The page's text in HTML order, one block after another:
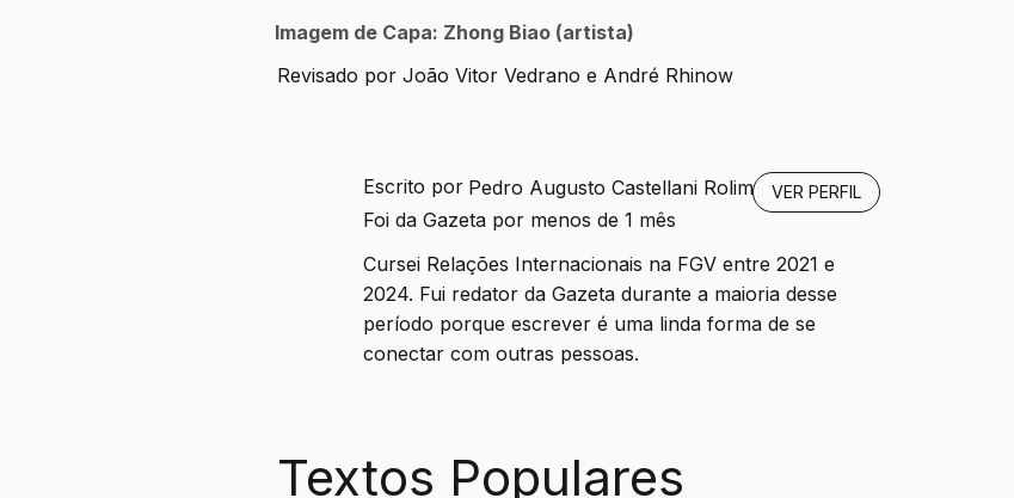
Imagem de Capa: Zhong Biao (artista)
Revisado por João Vitor Vedrano e André Rhinow
Escrito por Pedro Augusto Castellani Rolim
Foi da Gazeta por menos de 1 mês
Cursei Relações Internacionais na FGV entre 2021 e
2024. Fui redator da Gazeta durante a maioria desse
período porque escrever é uma linda forma de se
conectar com outras pessoas.
VER PERFIL
Textos Populares